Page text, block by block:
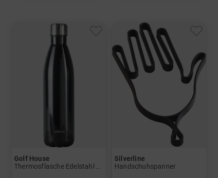
Golf House
Silverline
Handschuhspanner